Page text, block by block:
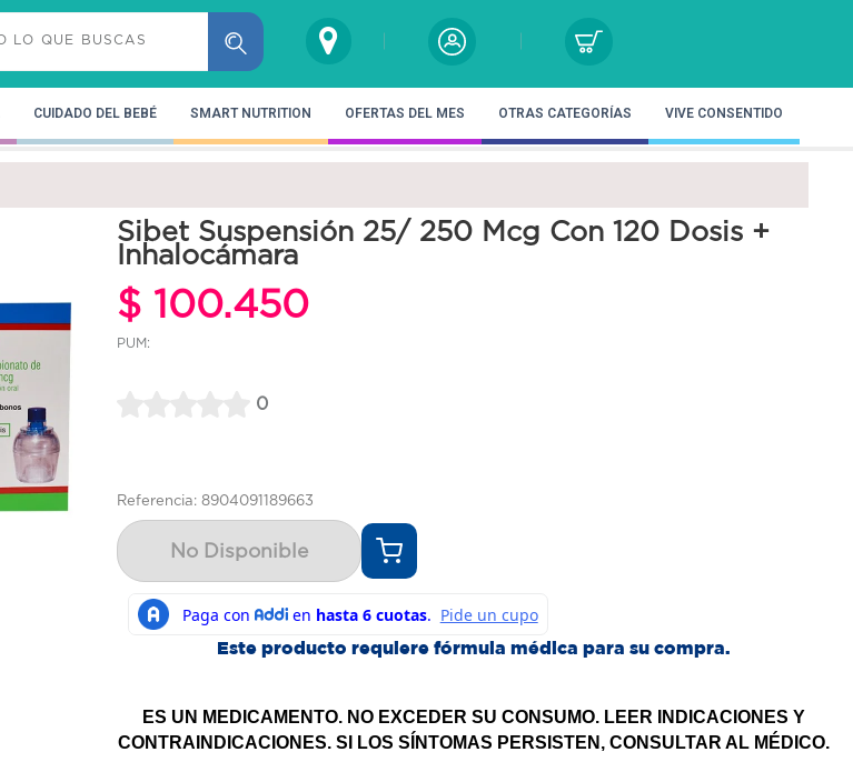
CUIDADO DEL BEBÉ SMART NUTRITION OFERTAS DEL MES OTRAS CATEGORÍAS VIVE CONSENTIDO
Sibet Suspensión 25/ 250 Mcg Con 120 Dosis +
Inhalocámara
$ 100.450
PUM:
0
Referencia: 8904091189663
No Disponible
Este producto requiere fórmula médica para su compra.
ES UN MEDICAMENTO. NO EXCEDER SU CONSUMO. LEER INDICACIONES Y
CONTRAINDICACIONES. SI LOS SÍNTOMAS PERSISTEN, CONSULTAR AL MÉDICO.